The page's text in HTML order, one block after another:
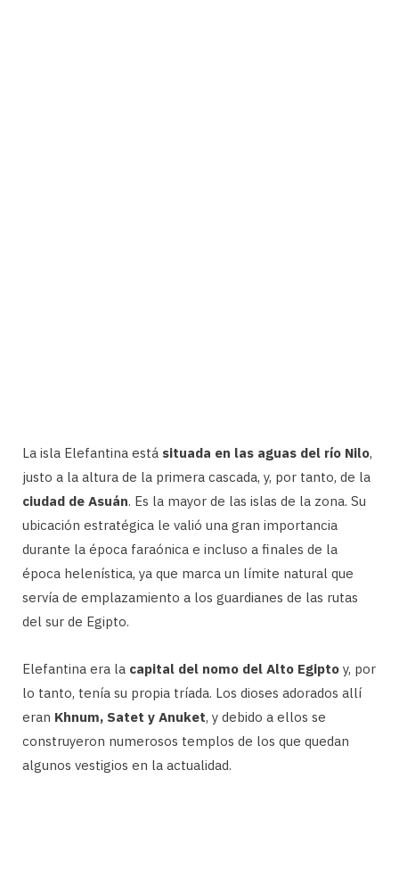
La isla Elefantina está situada en las aguas del río Nilo,
justo a la altura de la primera cascada, y, por tanto, de la
ciudad de Asuán. Es la mayor de las islas de la zona. Su
ubicación estratégica le valió una gran importancia
durante la época faraónica e incluso a finales de la
época helenística, ya que marca un límite natural que
servía de emplazamiento a los guardianes de las rutas
del sur de Egipto.
Elefantina era la capital del nomo del Alto Egipto y, por
lo tanto, tenía su propia tríada. Los dioses adorados allí
eran Khnum, Satet y Anuket, y debido a ellos se
construyeron numerosos templos de los que quedan
algunos vestigios en la actualidad.